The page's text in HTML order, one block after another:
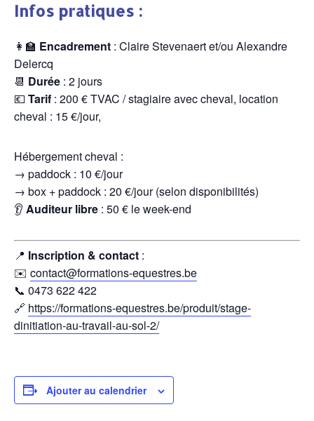
Infos pratiques :
👩‍🏫 Encadrement : Claire Stevenaert et/ou Alexandre
Delercq
📆 Durée : 2 jours
💶 Tarif : 200 € TVAC / stagiaire avec cheval, location
cheval : 15 €/jour,
Hébergement cheval :
→ paddock : 10 €/jour
→ box + paddock : 20 €/jour (selon disponibilités)
👂 Auditeur libre : 50 € le week-end
📍 Inscription & contact :
✉️ contact@formations-equestres.be
📞 0473 622 422
🔗 https://formations-equestres.be/produit/stage-
dinitiation-au-travail-au-sol-2/
Ajouter au calendrier